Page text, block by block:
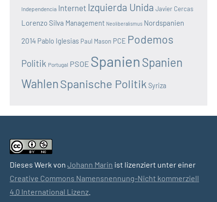
Independencia Internet Izquierda Unida Javier Cercas
Lorenzo Silva Management Neoliberalismus Nordspanien
2014 Pablo Iglesias Paul Mason PCE Podemos
Politik Portugal PSOE Spanien Spanien
WahlenSpanische Politik Syriza
Dieses Werk von Johann Marin ist lizenziert unter einer
Creative Commons Namensnennung-Nicht kommerziell
4.0 International Lizenz